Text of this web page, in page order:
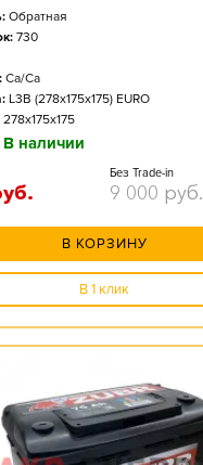
Обратная
730
Ca/Ca
L3B (278x175x175) EURO
278x175x175
В наличии
Без Trade-in
9 000 руб.
В КОРЗИНУ
В 1 клик